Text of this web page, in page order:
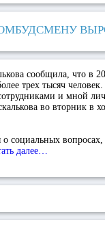
сообщила, что в
трех тысяч
и мной
во вторник в
социальных
далее…